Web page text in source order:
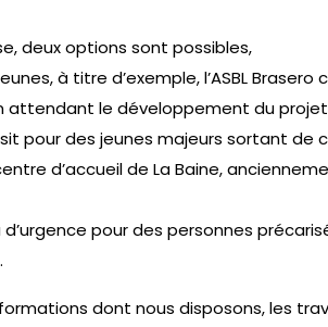
deux options sont possibles,
à titre d’exemple, l’ASBL Brasero
le développement du projet
pour des jeunes majeurs sortant de
d’accueil de La Baine,
pour des personnes
dont nous disposons, les